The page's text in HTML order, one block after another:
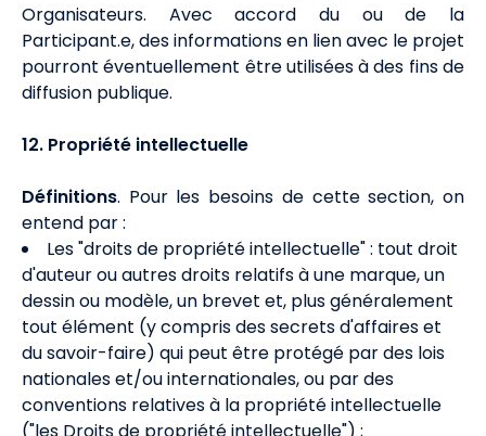
Organisateurs. Avec accord du ou de la
Participant.e, des informations en lien avec le projet
pourront éventuellement être utilisées à des fins de
diffusion publique.
12. Propriété intellectuelle
Définitions. Pour les besoins de cette section, on
entend par :
Les "droits de propriété intellectuelle" : tout droit
d'auteur ou autres droits relatifs à une marque, un
dessin ou modèle, un brevet et, plus généralement
tout élément (y compris des secrets d'affaires et
du savoir-faire) qui peut être protégé par des lois
nationales et/ou internationales, ou par des
conventions relatives à la propriété intellectuelle